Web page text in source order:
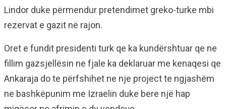
Lindor duke përmendur pretendimet greko-turke mbi
rezervat e gazit në rajon.
Oret e fundit presidenti turk qe ka kundërshtuar qe ne
fillim gazsjellësin ne fjale ka deklaruar me kenaqesi qe
Ankaraja do te përfshihet ne nje project te ngjashëm
ne bashkëpunim me Izraelin duke bere një hap